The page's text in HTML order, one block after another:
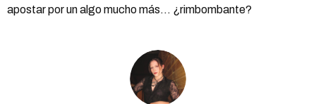
apostar por un algo mucho más… ¿rimbombante?